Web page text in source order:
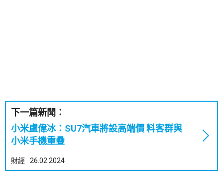
下一篇新聞：
小米盧偉冰：SU7汽車將設高端價 料客群與
小米手機重疊
財經 26.02.2024